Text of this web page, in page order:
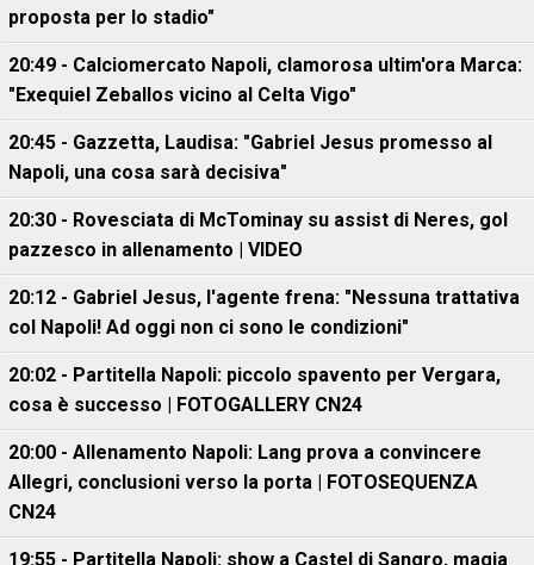
proposta per lo stadio"
20:49 - Calciomercato Napoli, clamorosa ultim'ora Marca:
"Exequiel Zeballos vicino al Celta Vigo"
20:45 - Gazzetta, Laudisa: "Gabriel Jesus promesso al
Napoli, una cosa sarà decisiva"
20:30 - Rovesciata di McTominay su assist di Neres, gol
pazzesco in allenamento | VIDEO
20:12 - Gabriel Jesus, l'agente frena: "Nessuna trattativa
col Napoli! Ad oggi non ci sono le condizioni"
20:02 - Partitella Napoli: piccolo spavento per Vergara,
cosa è successo | FOTOGALLERY CN24
20:00 - Allenamento Napoli: Lang prova a convincere
Allegri, conclusioni verso la porta | FOTOSEQUENZA
CN24
19:55 - Partitella Napoli: show a Castel di Sangro, magia